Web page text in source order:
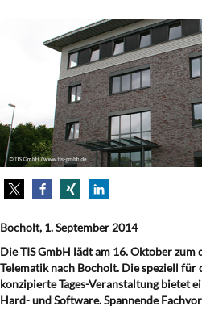
Bocholt, 1. September 2014
Die TIS GmbH lädt am 16. Oktober
Telematik nach Bocholt. Die speziell für
konzipierte Tages-Veranstaltung bietet
Hard- und Software. Spannende